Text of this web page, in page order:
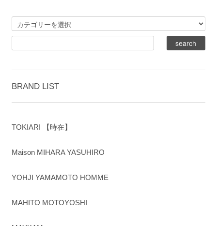
BRAND LIST
TOKIARI 【時在】
Maison MIHARA YASUHIRO
YOHJI YAMAMOTO HOMME
MAHITO MOTOYOSHI